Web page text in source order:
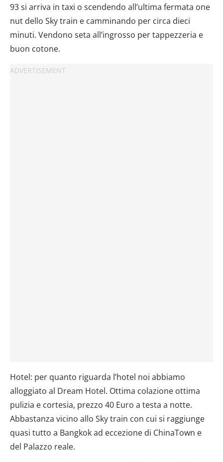
93 si arriva in taxi o scendendo all’ultima fermata one
nut dello Sky train e camminando per circa dieci
minuti. Vendono seta all’ingrosso per tappezzeria e
buon cotone.
Hotel: per quanto riguarda l’hotel noi abbiamo
alloggiato al Dream Hotel. Ottima colazione ottima
pulizia e cortesia, prezzo 40 Euro a testa a notte.
Abbastanza vicino allo Sky train con cui si raggiunge
quasi tutto a Bangkok ad eccezione di ChinaTown e
del Palazzo reale.